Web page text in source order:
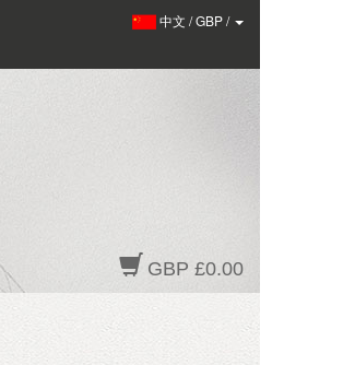
中文 /GBP/
GBP £0.00